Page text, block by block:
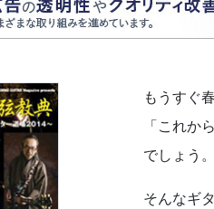
もうすぐ
「これか
でしょう。
そんなギ